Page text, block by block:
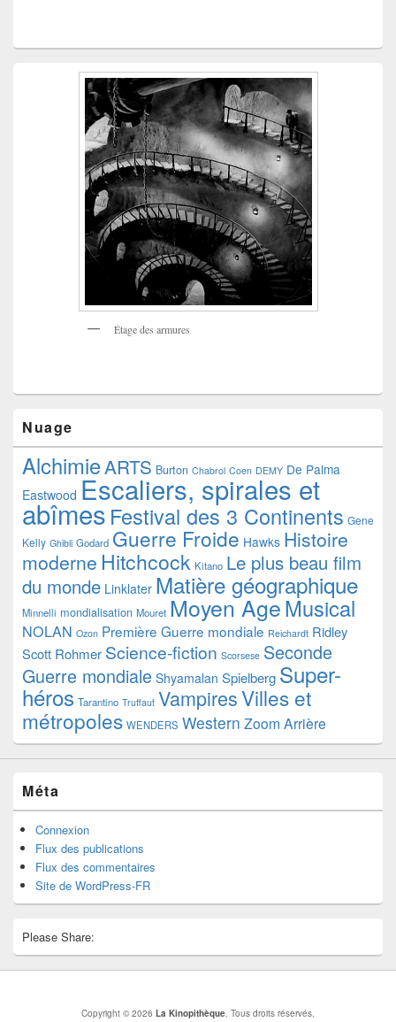
Étage des armures
Nuage
AlchimieARTS Burton Chabrol Coen DEMY De Palma
Eastwood Escaliers, spirales et
abîmes Festival des 3 Continents Gene
Kelly Ghibli Godard Guerre Froide Hawks Histoire
moderne Hitchcock Kitano Le plus beau film
du monde Linklater Matière géographique
Minnelli mondialisation Mouret Moyen AgeMusical
NOLAN Ozon Première Guerre mondiale Reichardt Ridley
Scott Rohmer Science-fiction Scorsese Seconde
Guerre mondiale Shyamalan Spielberg Super-
héros Tarantino Truffaut VampiresVilles et
métropoles WENDERS Western Zoom Arrière
Méta
Connexion
Flux des publications
Flux des commentaires
Site de WordPress-FR
Please Share:
Copyright © 2026 La Kinopithèque. Tous droits réservés.